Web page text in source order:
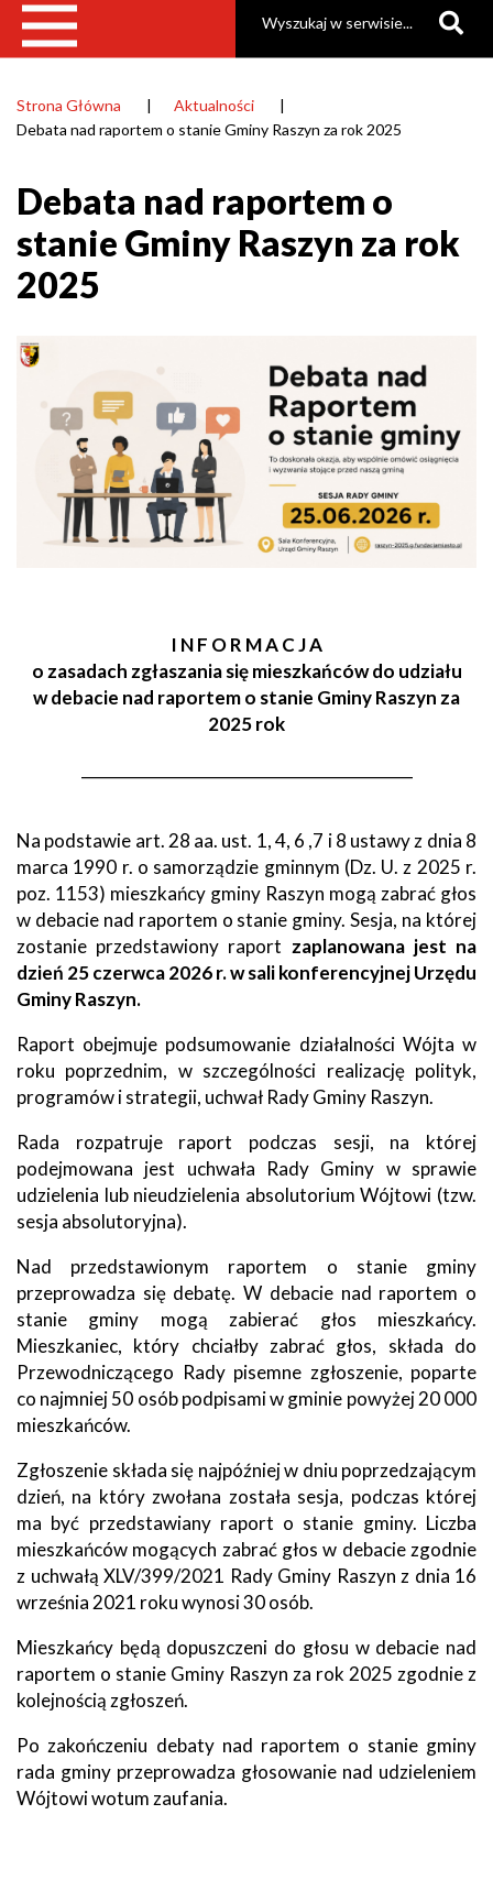
Ścieżka
Strona Główna
Aktualności
Debata nad raportem o stanie Gminy Raszyn za rok 2025
Debata nad raportem o
stanie Gminy Raszyn za rok
2025
I N F O R M A C J A
o zasadach zgłaszania się mieszkańców do udziału
w debacie nad raportem o stanie Gminy Raszyn za
2025 rok
Na podstawie art. 28 aa. ust. 1, 4, 6 ,7 i 8 ustawy z dnia 8
marca 1990 r. o samorządzie gminnym (Dz. U. z 2025 r.
poz. 1153) mieszkańcy gminy Raszyn mogą zabrać głos
w debacie nad raportem o stanie gminy. Sesja, na której
zostanie przedstawiony raport zaplanowana jest na
dzień 25 czerwca 2026 r. w sali konferencyjnej Urzędu
Gminy Raszyn.
Raport obejmuje podsumowanie działalności Wójta w
roku poprzednim, w szczególności realizację polityk,
programów i strategii, uchwał Rady Gminy Raszyn.
Rada rozpatruje raport podczas sesji, na której
podejmowana jest uchwała Rady Gminy w sprawie
udzielenia lub nieudzielenia absolutorium Wójtowi (tzw.
sesja absolutoryjna).
Nad przedstawionym raportem o stanie gminy
przeprowadza się debatę. W debacie nad raportem o
stanie gminy mogą zabierać głos mieszkańcy.
Mieszkaniec, który chciałby zabrać głos, składa do
Przewodniczącego Rady pisemne zgłoszenie, poparte
co najmniej 50 osób podpisami w gminie powyżej 20 000
mieszkańców.
Zgłoszenie składa się najpóźniej w dniu poprzedzającym
dzień, na który zwołana została sesja, podczas której
ma być przedstawiany raport o stanie gminy. Liczba
mieszkańców mogących zabrać głos w debacie zgodnie
z uchwałą XLV/399/2021 Rady Gminy Raszyn z dnia 16
września 2021 roku wynosi 30 osób.
Mieszkańcy będą dopuszczeni do głosu w debacie nad
raportem o stanie Gminy Raszyn za rok 2025 zgodnie z
kolejnością zgłoszeń.
Po zakończeniu debaty nad raportem o stanie gminy
rada gminy przeprowadza głosowanie nad udzieleniem
Wójtowi wotum zaufania.